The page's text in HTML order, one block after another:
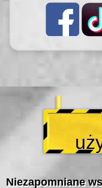
Niezapomniane